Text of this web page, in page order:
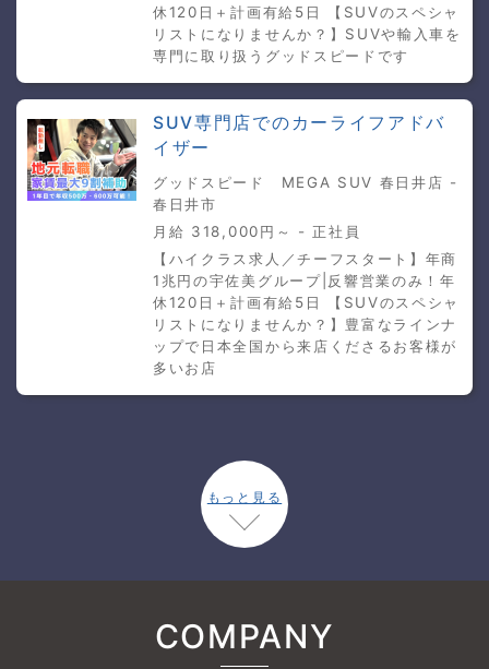
休120日＋計画有給5日 【SUVのスペシャ
リストになりませんか？】SUVや輸入車を
専門に取り扱うグッドスピードです
SUV専門店でのカーライフアドバ
イザー
グッドスピード MEGA SUV 春日井店 -
春日井市
月給 318,000円～ - 正社員
【ハイクラス求人／チーフスタート】年商
1兆円の宇佐美グループ|反響営業のみ！年
休120日＋計画有給5日 【SUVのスペシャ
リストになりませんか？】豊富なラインナ
ップで日本全国から来店くださるお客様が
多いお店
もっと見る
COMPANY